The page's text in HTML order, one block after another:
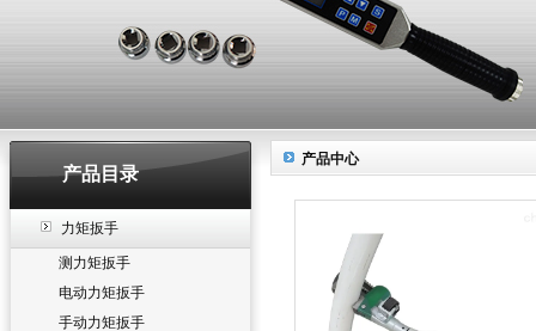
产品目录
力矩扳手
测力矩扳手
电动力矩扳手
手动力矩扳手
产品中心